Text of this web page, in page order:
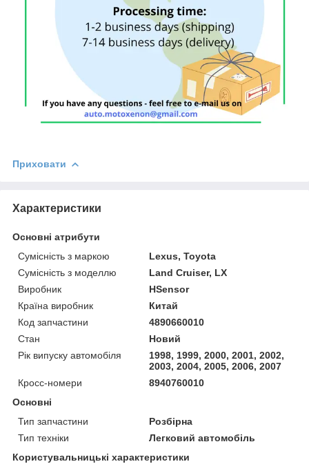
Приховати
Характеристики
Основні атрибути
Сумісність з маркою
Lexus, Toyota
Сумісність з моделлю
Land Cruiser, LX
Виробник
HSensor
Країна виробник
Китай
Код запчастини
4890660010
Стан
Новий
Рік випуску автомобіля
1998, 1999, 2000, 2001, 2002,
2003, 2004, 2005, 2006, 2007
Кросс-номери
8940760010
Основні
Тип запчастини
Розбірна
Тип техніки
Легковий автомобіль
Користувальницькі характеристики